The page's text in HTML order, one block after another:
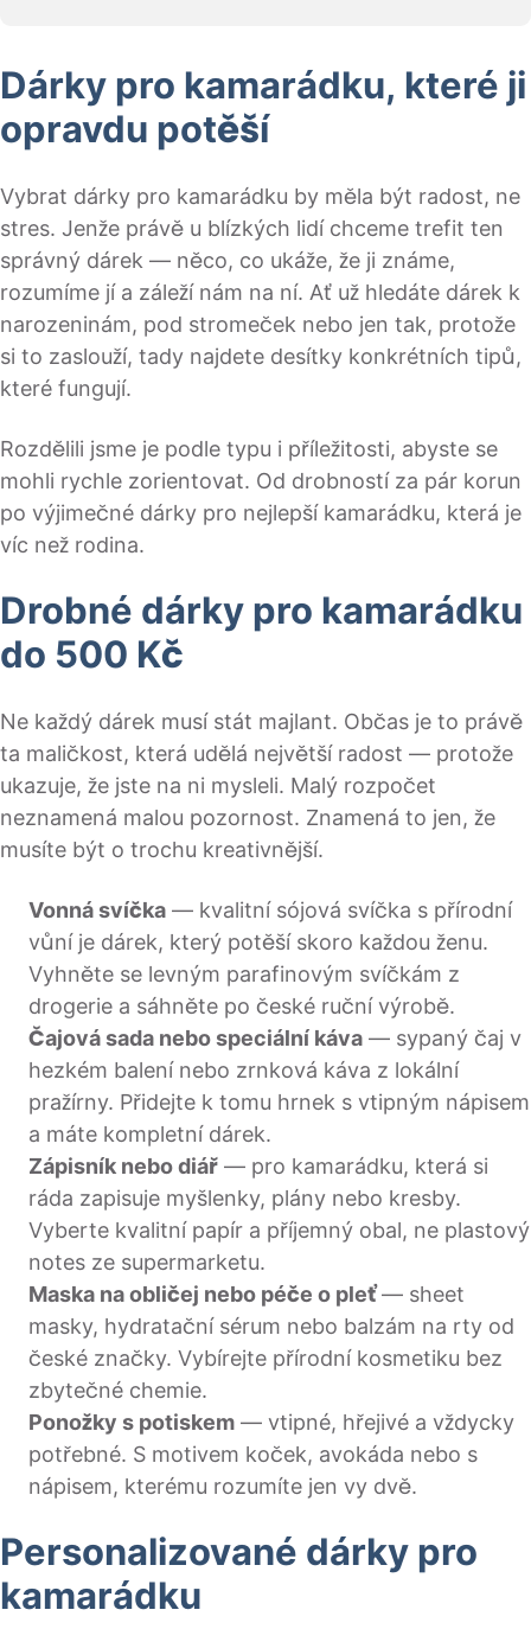
Dárky pro kamarádku, které ji
opravdu potěší
Vybrat dárky pro kamarádku by měla být radost, ne
stres. Jenže právě u blízkých lidí chceme trefit ten
správný dárek — něco, co ukáže, že ji známe,
rozumíme jí a záleží nám na ní. Ať už hledáte dárek k
narozeninám, pod stromeček nebo jen tak, protože
si to zaslouží, tady najdete desítky konkrétních tipů,
které fungují.
Rozdělili jsme je podle typu i příležitosti, abyste se
mohli rychle zorientovat. Od drobností za pár korun
po výjimečné dárky pro nejlepší kamarádku, která je
víc než rodina.
Drobné dárky pro kamarádku
do 500 Kč
Ne každý dárek musí stát majlant. Občas je to právě
ta maličkost, která udělá největší radost — protože
ukazuje, že jste na ni mysleli. Malý rozpočet
neznamená malou pozornost. Znamená to jen, že
musíte být o trochu kreativnější.
Vonná svíčka — kvalitní sójová svíčka s přírodní
vůní je dárek, který potěší skoro každou ženu.
Vyhněte se levným parafinovým svíčkám z
drogerie a sáhněte po české ruční výrobě.
Čajová sada nebo speciální káva — sypaný čaj v
hezkém balení nebo zrnková káva z lokální
pražírny. Přidejte k tomu hrnek s vtipným nápisem
a máte kompletní dárek.
Zápisník nebo diář — pro kamarádku, která si
ráda zapisuje myšlenky, plány nebo kresby.
Vyberte kvalitní papír a příjemný obal, ne plastový
notes ze supermarketu.
Maska na obličej nebo péče o pleť— sheet
masky, hydratační sérum nebo balzám na rty od
české značky. Vybírejte přírodní kosmetiku bez
zbytečné chemie.
Ponožky s potiskem — vtipné, hřejivé a vždycky
potřebné. S motivem koček, avokáda nebo s
nápisem, kterému rozumíte jen vy dvě.
Personalizované dárky pro
kamarádku